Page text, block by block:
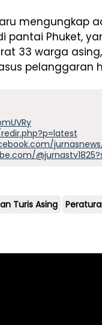
mengungkap
pantai Phuket,
33 warga
pelanggaran
Turis Asing